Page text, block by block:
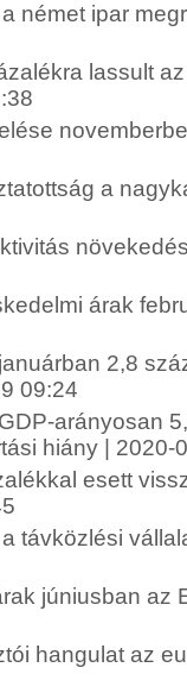
német ipar
lassult
a
árak
2,8
09:24
arányosan
hiány | 2020-
esett
távközlési
júniusban az
hangulat az